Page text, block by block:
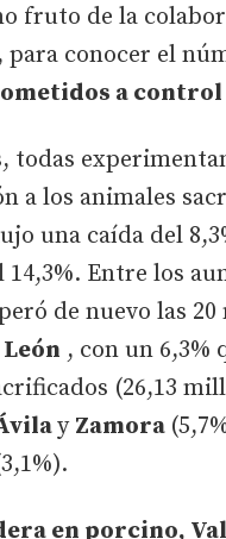
fruto de la
conocer el
a
todas
a los animales
una caída del
14,3%. Entre los
de nuevo las
León , con un 6,3%
(26,13
y Zamora
en porcino,